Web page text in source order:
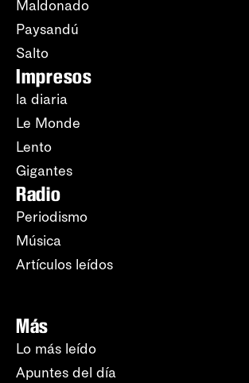
Maldonado
Paysandú
Salto
Impresos
la diaria
Le Monde
Lento
Gigantes
Radio
Periodismo
Música
Artículos leídos
Más
Lo más leído
Apuntes del día